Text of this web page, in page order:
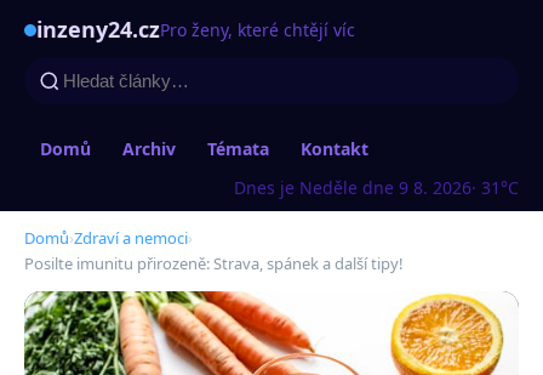
inzeny24.czPro ženy, které chtějí víc
Domů Archiv Témata
Kontakt
Dnes je Neděle dne 9 8. 2026· 31°C
Domů›Zdraví a nemoci›
Posilte imunitu přirozeně: Strava, spánek a další tipy!